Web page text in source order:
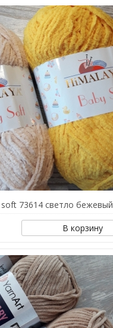
soft 73614 светло бежевый
В корзину